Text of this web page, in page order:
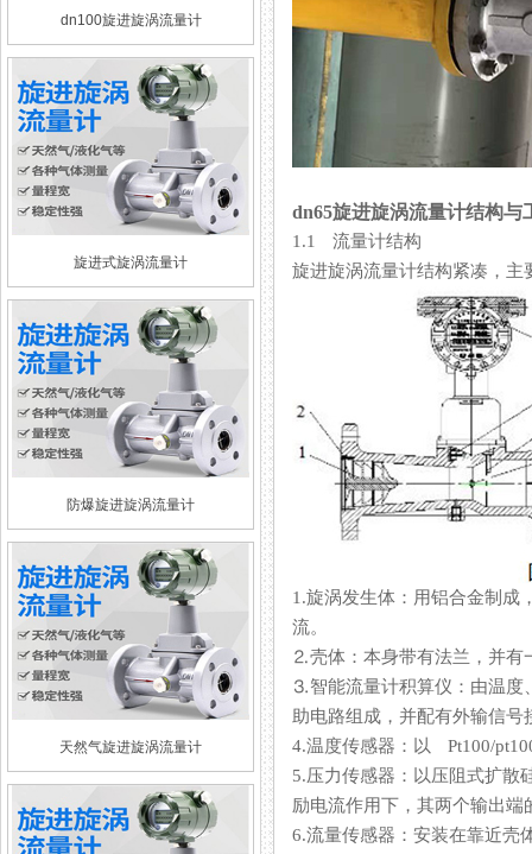
dn100旋进旋涡流量计
旋进式旋涡流量计
防爆旋进旋涡流量计
天然气旋进旋涡流量计
dn65旋进旋涡流量计结构与
1.1 流量计结构
旋进旋涡流量计结构紧凑，主要
1.旋涡发生体：用铝合金制成
流。
⒉壳体：本身带有法兰，
⒊智能流量计积算仪：由温度
助电路组成，并配有外输信号接口
4.温度传感器：以 Pt100/
5.压力传感器：以压阻式扩
励电流作用下，其两个输出
6.流量传感器：安装在靠近壳